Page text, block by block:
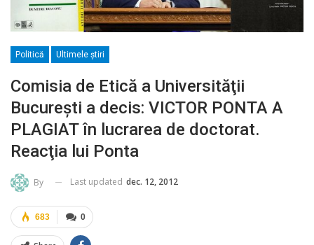
Politică Ultimele ştiri
Comisia de Etică a Universităţii
Bucureşti a decis: VICTOR PONTA A
PLAGIAT în lucrarea de doctorat.
Reacţia lui Ponta
By Last updated dec. 12, 2012
0
683